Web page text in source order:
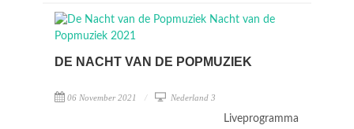
DE NACHT VAN DE POPMUZIEK
06 November 2021 Nederland 3
Liveprogramma